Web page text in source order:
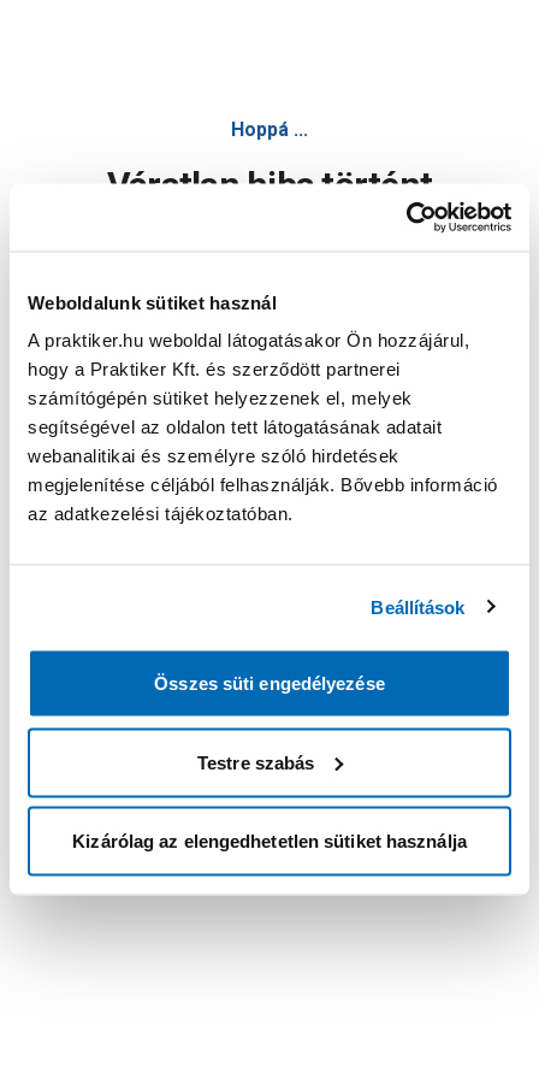
Weboldalunk sütiket használ
A praktiker.hu weboldal látogatásakor Ön hozzájárul,
hogy a Praktiker Kft. és szerződött partnerei
számítógépén sütiket helyezzenek el, melyek
segítségével az oldalon tett látogatásának adatait
webanalitikai és személyre szóló hirdetések
megjelenítése céljából felhasználják. Bővebb információ
az adatkezelési tájékoztatóban.
Beállítások
Összes süti engedélyezése
Testre szabás
Kizárólag az elengedhetetlen sütiket használja
Hoppá ...
Váratlan hiba történt
Oldal újratöltése